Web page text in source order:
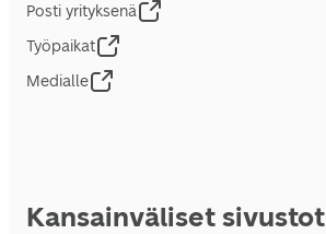
Posti yrityksenä
Työpaikat
Medialle
Kansainväliset sivustot